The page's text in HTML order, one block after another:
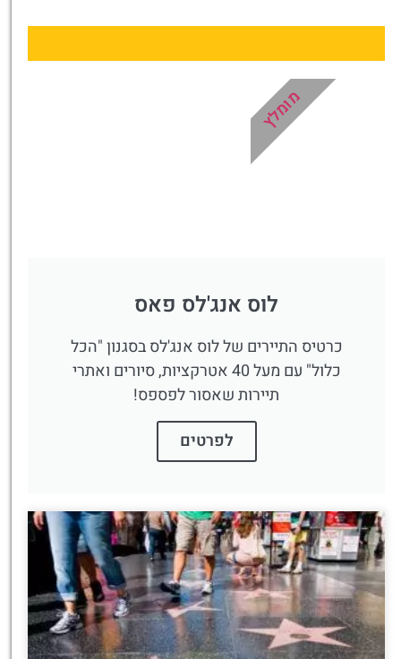
טיסה זולה?
לחצו
פה!
לוס אנג'לס פאס
כרטיס התיירים של לוס אנג'לס בסגנון "הכל
כלול" עם מעל 40 אטרקציות, סיורים ואתרי
תיירות שאסור לפספס!
לפרטים
מומלץ